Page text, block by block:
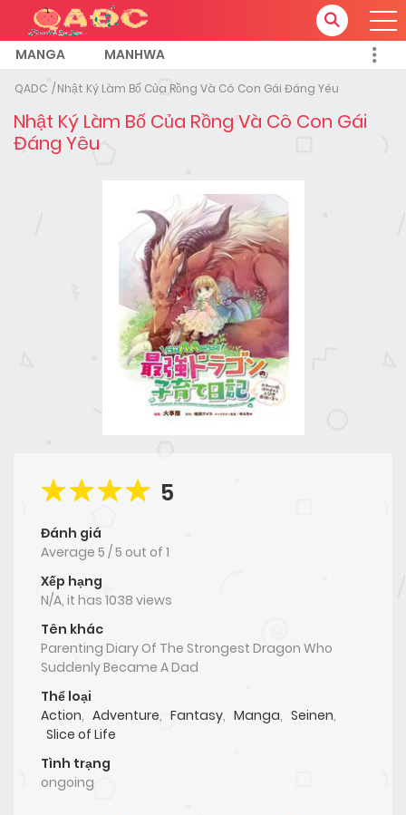
MANGA MANHWA
QADC Nhật Ký Làm Bố Của Rồng Và Cô Con Gái Đáng Yêu
Nhật Ký Làm Bố Của Rồng Và Cô Con Gái
Đáng Yêu
5
Đánh giá
Average 5 /5 out of 1
Xếp hạng
N/A, it has 1038 views
Tên khác
Parenting Diary Of The Strongest Dragon Who
Suddenly Became A Dad
Thể loại
Action, Adventure, Fantasy, Manga, Seinen,
Slice of Life
Tình trạng
ongoing